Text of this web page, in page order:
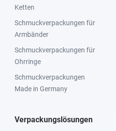
Ketten
Schmuckverpackungen für
Armbänder
Schmuckverpackungen für
Ohrringe
Schmuckverpackungen
Made in Germany
Verpackungslösungen